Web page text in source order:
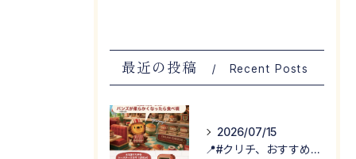
最近の投稿 Recent Posts
2026/07/15
📍#クリチ、おすすめの食べ方！